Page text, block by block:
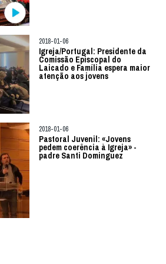
2018-01-06
Igreja/Portugal: Presidente da
Comissão Episcopal do
Laicado e Família espera maior
atenção aos jovens
2018-01-06
Pastoral Juvenil: «Jovens
pedem coerência à Igreja» -
padre Santi Dominguez